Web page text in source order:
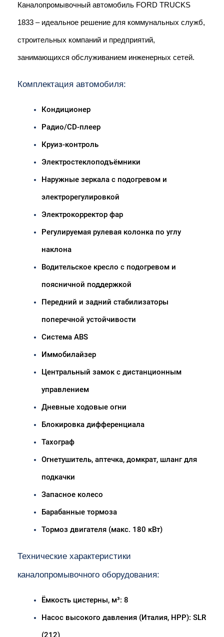
Каналопромывочный автомобиль FORD TRUCKS
1833 – идеальное решение для коммунальных служб,
строительных компаний и предприятий,
занимающихся обслуживанием инженерных сетей.
Комплектация автомобиля:
Кондиционер
Радио/CD-плеер
Круиз-контроль
Электростеклоподъёмники
Наружные зеркала с подогревом и
электрорегулировкой
Электрокорректор фар
Регулируемая рулевая колонка по углу
наклона
Водительское кресло с подогревом и
поясничной поддержкой
Передний и задний стабилизаторы
поперечной устойчивости
Система ABS
Иммобилайзер
Центральный замок с дистанционным
управлением
Дневные ходовые огни
Блокировка дифференциала
Тахограф
Огнетушитель, аптечка, домкрат, шланг для
подкачки
Запасное колесо
Барабанные тормоза
Тормоз двигателя (макс. 180 кВт)
Технические характеристики
каналопромывочного оборудования:
Ёмкость цистерны, м³: 8
Насос высокого давления (Италия, HPP): SLR
(212)